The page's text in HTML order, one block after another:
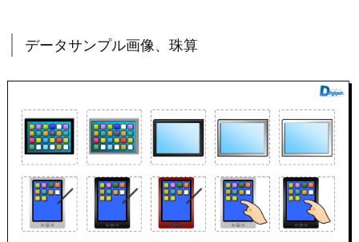
データサンプル画像、珠算